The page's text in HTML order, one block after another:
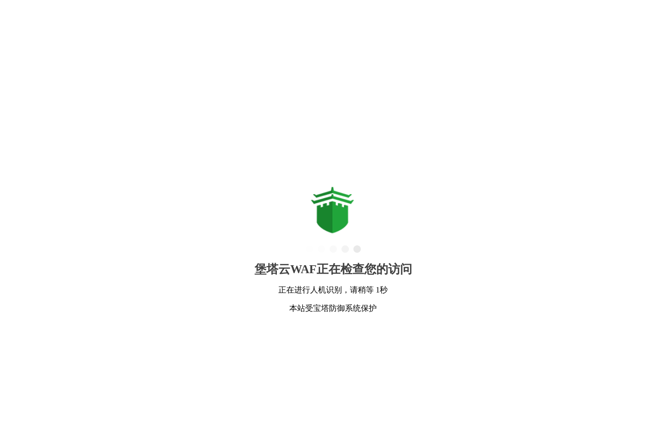
堡塔云WAF正在检查您的访问
正在进行人机识别，请稍等 1秒
本站受宝塔防御系统保护